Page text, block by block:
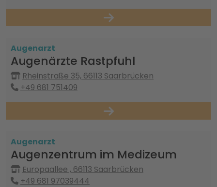
Augenarzt
Augenärzte Rastpfuhl
Rheinstraße 35, 66113 Saarbrücken
+49 681 751409
Augenarzt
Augenzentrum im Medizeum
Europaallee , 66113 Saarbrücken
+49 681 97039444